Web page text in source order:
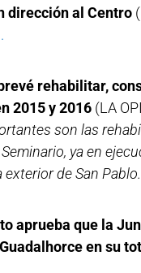
dirección al Centro
rehabilitar,
2015 y 2016 (LA
son las
ya en
exterior de San Pablo.
aprueba que la
en su